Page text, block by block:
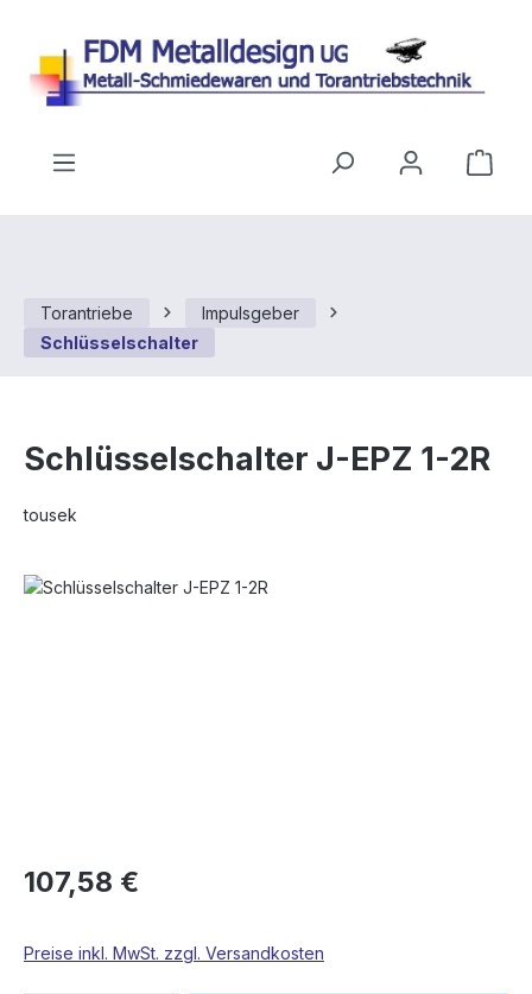
Torantriebe
Impulsgeber
Schlüsselschalter
Schlüsselschalter J-EPZ 1-2R
tousek
Bildergalerie überspringen
107,58 €
Preise inkl. MwSt. zzgl. Versandkosten